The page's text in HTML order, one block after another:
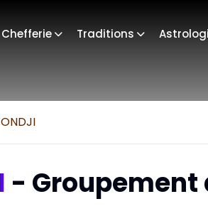
Chefferie Traditions
- Groupement